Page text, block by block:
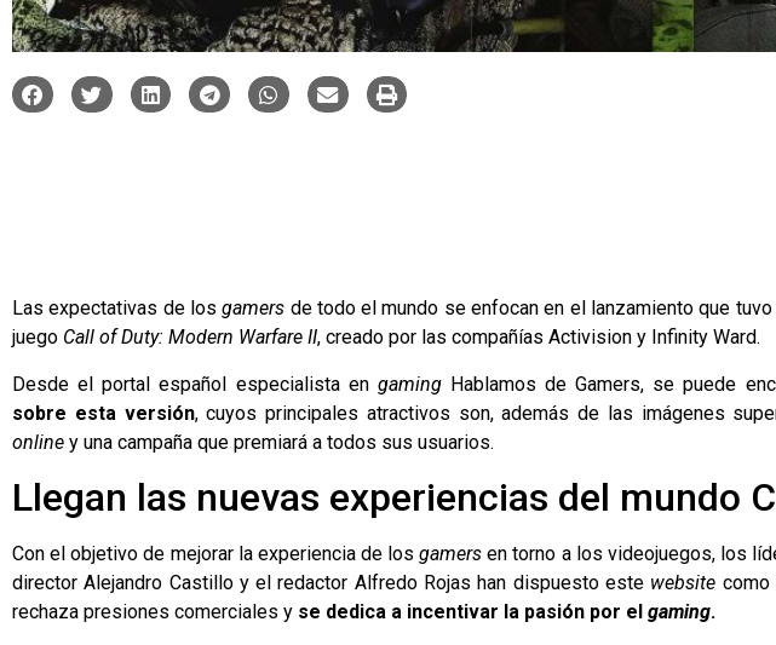
Las expectativas de los gamers de todo el mundo se enfocan en el lanzamiento que
juego Call of Duty: Modern Warfare II, creado por las compañías Activision y Infinity Ward.
Desde el portal español especialista en gaming Hablamos de Gamers, se puede
sobre esta versión, cuyos principales atractivos son, además de las imágenes
online y una campaña que premiará a todos sus usuarios.
Llegan las nuevas experiencias del mundo
Con el objetivo de mejorar la experiencia de losgamersen torno a los videojuegos, los
director Alejandro Castillo y el redactor Alfredo Rojas han dispuesto este website como
rechaza presiones comerciales y se dedica a incentivar la pasión por el gaming.